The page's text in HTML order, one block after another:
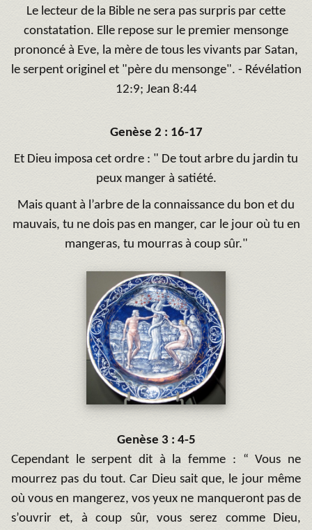
Le lecteur de la Bible ne sera pas surpris par cette
constatation. Elle repose sur le premier mensonge
prononcé à Eve, la mère de tous les vivants par Satan,
le serpent originel et "père du mensonge". - Révélation
12:9; Jean 8:44
Genèse 2 : 16-17
Et Dieu imposa cet ordre : " De tout arbre du jardin tu
peux manger à satiété.
Mais quant à l’arbre de la connaissance du bon et du
mauvais, tu ne dois pas en manger, car le jour où tu en
mangeras, tu mourras à coup sûr."
Genèse 3 : 4-5
Cependant le serpent dit à la femme : “ Vous ne
mourrez pas du tout. Car Dieu sait que, le jour même
où vous en mangerez, vos yeux ne manqueront pas de
s’ouvrir et, à coup sûr, vous serez comme Dieu,